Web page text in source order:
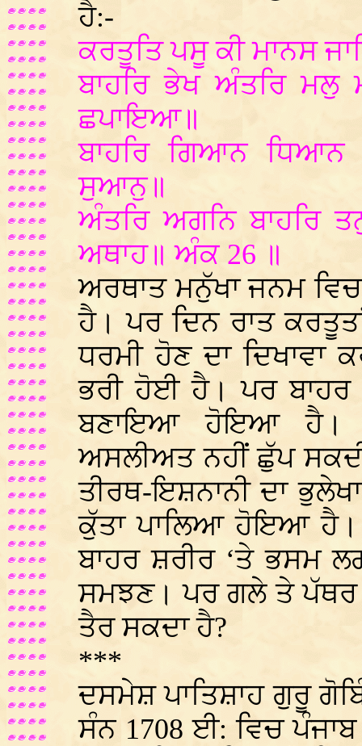
ਹੈ:-
ਕਰਤੂਤਿ ਪਸੂ ਕੀ ਮਾਨਸ
ਬਾਹਰਿ ਭੇਖ ਅੰਤਰਿ
ਛਪਾਇਆ॥
ਬਾਹਰਿ ਗਿਆਨ
ਸੁਆਨੁ॥
ਅੰਤਰਿ ਅਗਨਿ ਬਾਹਰਿ
ਅਥਾਹ॥ ਅੰਕ 26 ॥
ਅਰਥਾਤ ਮਨੁੱਖਾ ਜਨਮ
ਹੈ। ਪਰ ਦਿਨ ਰਾਤ
ਧਰਮੀ ਹੋਣ ਦਾ
ਭਰੀ ਹੋਈ ਹੈ। ਪਰ ਬਾਹਰ
ਬਣਾਇਆ ਹੋਇਆ ਹੈ।
ਅਸਲੀਅਤ ਨਹੀਂ ਛੁੱਪ
ਤੀਰਥ-ਇਸ਼ਨਾਨੀ ਦਾ
ਕੁੱਤਾ ਪਾਲਿਆ ਹੋਇਆ
ਬਾਹਰ ਸ਼ਰੀਰ ‘ਤੇ ਭਸਮ
ਸਮਝਣ। ਪਰ ਗਲੇ ਤੇ ਪੱਥਰ
ਤੈਰ ਸਕਦਾ ਹੈ?
***
ਦਸਮੇਸ਼ ਪਾਤਿਸ਼ਾਹ ਗੁਰੂ
ਸੰਨ 1708 ਈ: ਵਿਚ